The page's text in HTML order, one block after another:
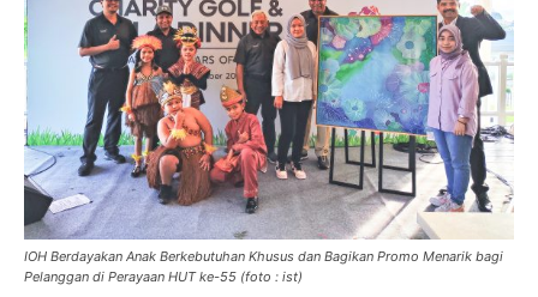
IOH Berdayakan Anak Berkebutuhan Khusus dan Bagikan Promo Menarik bagi
Pelanggan di Perayaan HUT ke-55 (foto : ist)